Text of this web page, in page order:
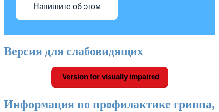
Напишите об этом
Версия для слабовидящих
Version for visually impaired
Информация по профилактике гриппа,